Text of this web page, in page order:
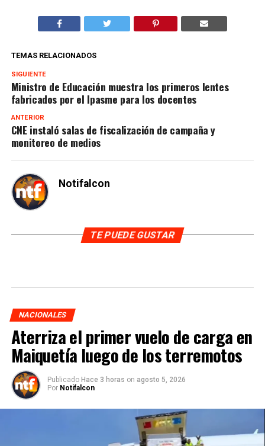
TEMAS RELACIONADOS
SIGUIENTE
Ministro de Educación muestra los primeros lentes
fabricados por el Ipasme para los docentes
ANTERIOR
CNE instaló salas de fiscalización de campaña y
monitoreo de medios
Notifalcon
TE PUEDE GUSTAR
NACIONALES
Aterriza el primer vuelo de carga en
Maiquetía luego de los terremotos
Publicado Hace 3 horas on agosto 5, 2026
Por Notifalcon